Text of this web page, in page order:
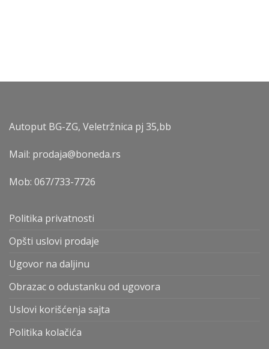
Autoput BG-ZG, Veletržnica pj 35,bb
Mail: prodaja@boneda.rs
Mob: 067/733-7726
Politika privatnosti
Opšti uslovi prodaje
Ugovor na daljinu
Obrazac o odustanku od ugovora
Uslovi korišćenja sajta
Politika kolačića